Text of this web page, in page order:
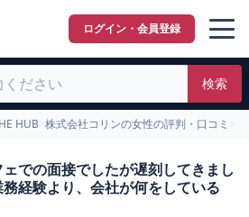
ログイン・会員登録
検索
HUB 株式会社コリンの女性の評判・口コミ
での面接でしたが遅刻してきまし
経験より、会社が何をしている